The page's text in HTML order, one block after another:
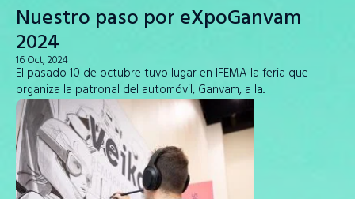
Nuestro paso por eXpoGanvam
2024
16 Oct, 2024
El pasado 10 de octubre tuvo lugar en IFEMA la feria que
organiza la patronal del automóvil, Ganvam, a la...
Acceder a la plataforma
¿Aún no tienes nuestra aplicación?
¡Descárgala ahora!